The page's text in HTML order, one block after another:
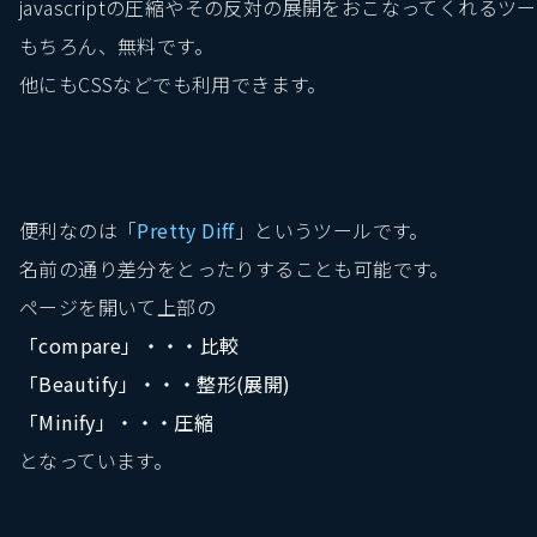
javascriptの圧縮やその反対の展開をおこなってくれるツー
もちろん、無料です。
他にもCSSなどでも利用できます。
便利なのは「Pretty Diff」というツールです。
名前の通り差分をとったりすることも可能です。
ページを開いて上部の
「compare」・・・比較
「Beautify」・・・整形(展開)
「Minify」・・・圧縮
となっています。